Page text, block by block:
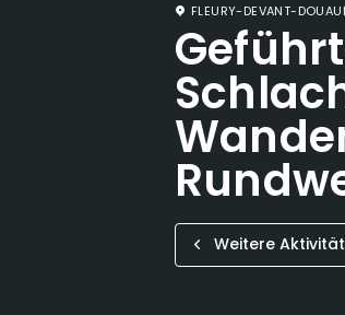
FLEURY-DEVANT-
Weitere